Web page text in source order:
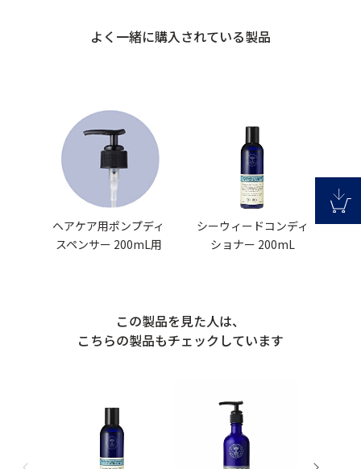
よく一緒に購入されている製品
ヘアケア用ポンプディ
スペンサー 200mL用
シーウィードコンディ
ショナー 200mL
この製品を見た人は、
こちらの製品もチェックしています